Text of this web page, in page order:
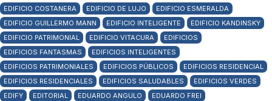
EDIFICIO COSTANERA
EDIFICIO DE LUJO
EDIFICIO ESMERALDA
EDIFICIO GUILLERMO MANN
EDIFICIO INTELIGENTE
EDIFICIO KANDINSKY
EDIFICIO PATRIMONIAL
EDIFICIO VITACURA
EDIFICIOS
EDIFICIOS FANTASMAS
EDIFICIOS INTELIGENTES
EDIFICIOS PATRIMONIALES
EDIFICIOS PÚBLICOS
EDIFICIOS RESIDENCIAL
EDIFICIOS RESIDENCIALES
EDIFICIOS SALUDABLES
EDIFICIOS VERDES
EDIFY
EDITORIAL EDUARDO ANGULO
EDUARDO FREI